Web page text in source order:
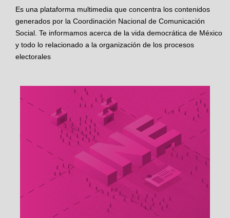
Es una plataforma multimedia que concentra los contenidos
generados por la Coordinación Nacional de Comunicación
Social. Te informamos acerca de la vida democrática de México
y todo lo relacionado a la organización de los procesos
electorales